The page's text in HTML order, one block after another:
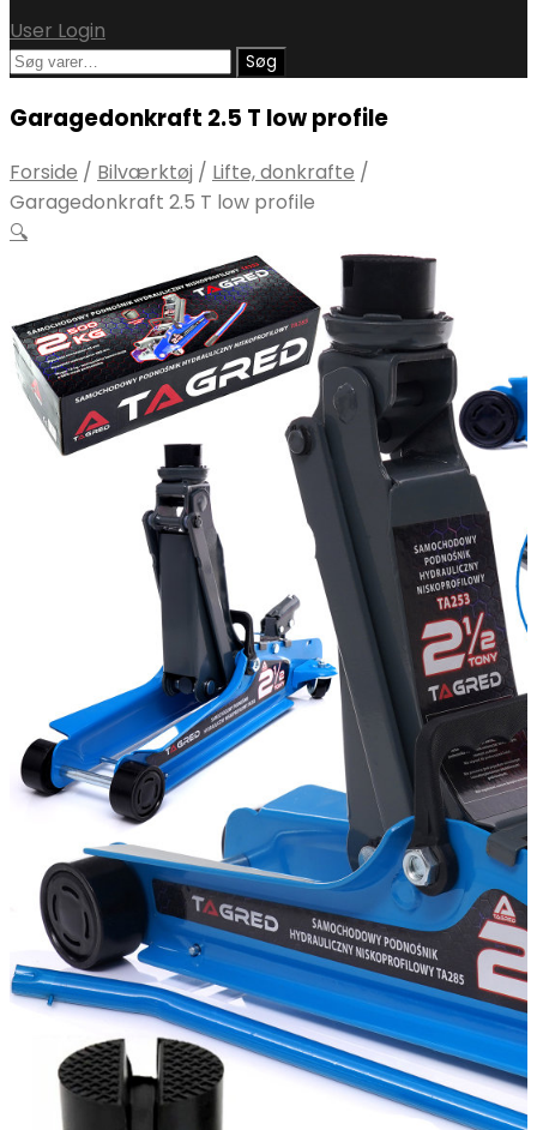
User Login
Søg
Søg
Garagedonkraft 2.5 T low profile
Forside / Bilværktøj / Lifte, donkrafte /
Garagedonkraft 2.5 T low profile
🔍